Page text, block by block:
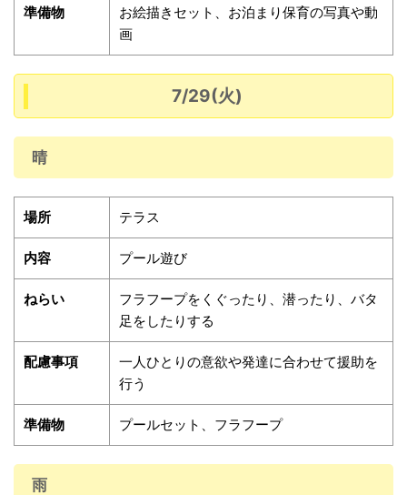
準備物
お絵描きセット、お泊まり保育の写真や動
画
7/29(火)
晴
場所 テラス
内容 プール遊び
ねらい
フラフープをくぐったり、潜ったり、バタ
足をしたりする
配慮事項
一人ひとりの意欲や発達に合わせて援助を
行う
準備物 プールセット、フラフープ
雨